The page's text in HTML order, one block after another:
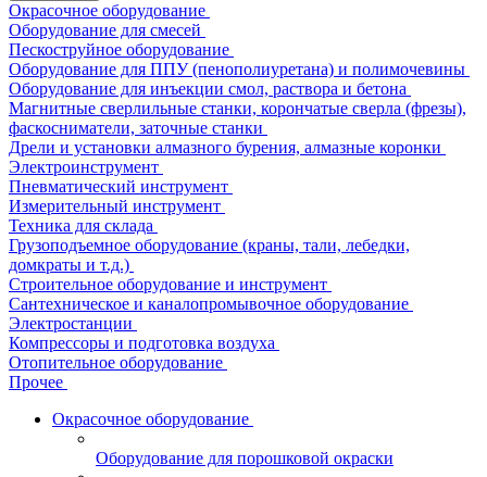
Окрасочное оборудование
Оборудование для смесей
Пескоструйное оборудование
Оборудование для ППУ (пенополиуретана) и полимочевины
Оборудование для инъекции смол, раствора и бетона
Магнитные сверлильные станки, корончатые сверла (фрезы),
фаскосниматели, заточные станки
Дрели и установки алмазного бурения, алмазные коронки
Электроинструмент
Пневматический инструмент
Измерительный инструмент
Техника для склада
Грузоподъемное оборудование (краны, тали, лебедки,
домкраты и т.д.)
Строительное оборудование и инструмент
Сантехническое и каналопромывочное оборудование
Электростанции
Компрессоры и подготовка воздуха
Отопительное оборудование
Прочее
Окрасочное оборудование
Оборудование для порошковой окраски